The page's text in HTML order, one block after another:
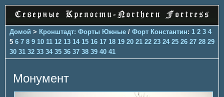
Домой > Кронштадт: Форты Южные / Форт Константин: 1 2 3 4
5 6 7 8 9 10 11 12 13 14 15 16 17 18 19 20 21 22 23 24 25 26 27 28 29
30 31 32 33 34 35 36 37 38 39 40 41
Монумент